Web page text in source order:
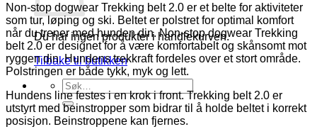
Du har ingen produkter i handlekurven.
Tilbake til butikken
Søk
etter:
Non-stop dogwear Trekking belt 2.0 er et belte for aktiviteter
som tur, løping og ski. Beltet er polstret for optimal komfort
når du trener med hunden din. Non-stop dogwear Trekking
belt 2.0 er designet for å være komfortabelt og skånsomt mot
ryggen din. Hundens trekkraft fordeles over et stort område.
Polstringen er både tykk, myk og lett.
Hundens line festes i en krok i front. Trekking belt 2.0 er
utstyrt med beinstropper som bidrar til å holde beltet i korrekt
posisjon. Beinstroppene kan fjernes.